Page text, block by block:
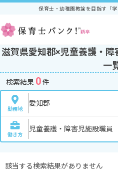
保育士・幼稚園教諭を目指す「
滋賀県愛知郡×児童養護・
一
検索結果 0件
勤務地
愛知郡
働き方
児童養護・障害児施設職員
該当する検索結果がありません